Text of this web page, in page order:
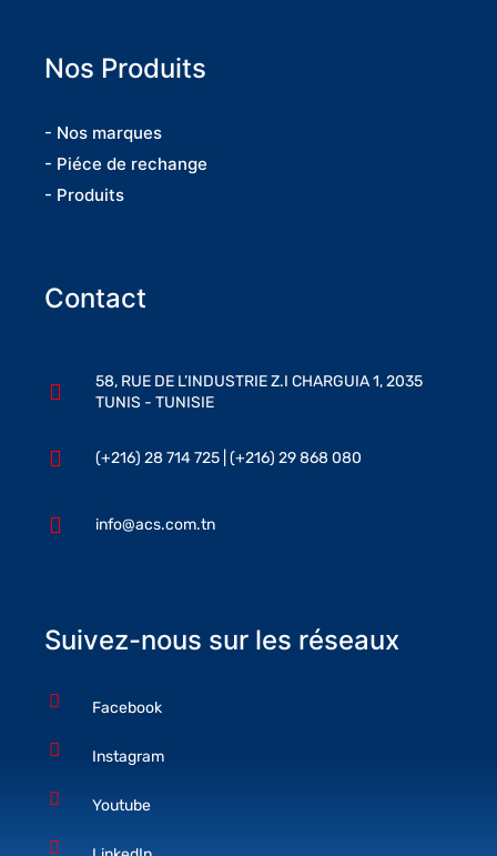
Nos Produits
- Nos marques
- Piéce de rechange
- Produits
Contact
58, RUE DE L’INDUSTRIE Z.I CHARGUIA 1, 2035
TUNIS - TUNISIE
(+216) 28 714 725 | (+216) 29 868 080
info@acs.com.tn
Suivez-nous sur les réseaux
Facebook
Instagram
Youtube